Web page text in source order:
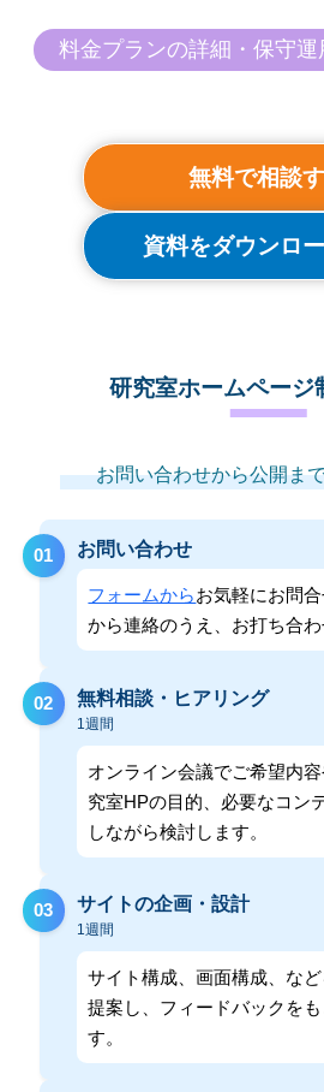
料金プランの詳細・保守運
無料で相談
資料をダウンロ
研究室ホームページ
お問い合わせから公開ま
01 お問い合わせ
フォームからお気軽にお問
から連絡のうえ、お打ち合わ
02 無料相談・ヒアリング
1週間
オンライン会議でご希望内
究室HPの目的、必要なコン
しながら検討します。
03 サイトの企画・設計
1週間
サイト構成、画面構成、な
提案し、フィードバックを
す。